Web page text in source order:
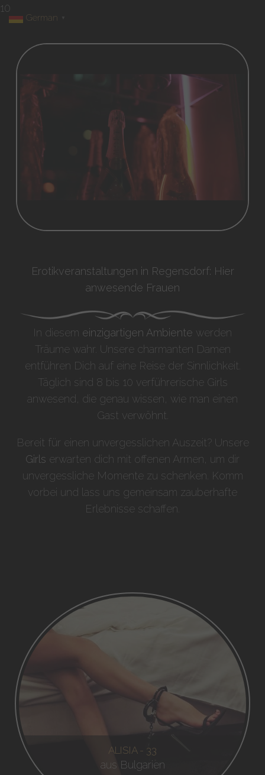
10
Erotikveranstaltungen in Regensdorf: Hier
anwesende Frauen
In diesem einzigartigen Ambiente werden
Träume wahr. Unsere charmanten Damen
entführen Dich auf eine Reise der Sinnlichkeit.
Täglich sind 8 bis 10 verführerische Girls
anwesend, die genau wissen, wie man einen
Gast verwöhnt.
Bereit für einen unvergesslichen Auszeit? Unsere
Girls erwarten dich mit offenen Armen, um dir
unvergessliche Momente zu schenken. Komm
vorbei und lass uns gemeinsam zauberhafte
Erlebnisse schaffen.
ALISIA - 33
aus Bulgarien
German